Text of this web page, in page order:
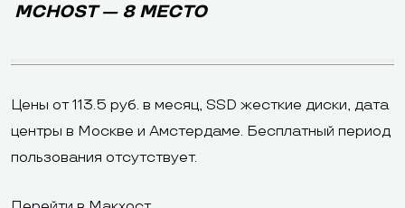
MCHOST — 8 МЕСТО
Цены от 113.5 руб. в месяц, SSD жесткие диски, дата
центры в Москве и Амстердаме. Бесплатный период
пользования отсутствует.